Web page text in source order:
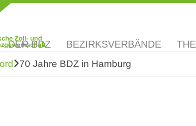
DER BDZ BEZIRKSVERBÄNDE
70 Jahre BDZ in Hamburg